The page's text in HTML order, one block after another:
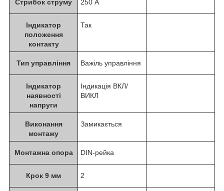
Стрибок струму 250 А
Індикатор
положення
контакту
Так
Тип управління Важіль управління
Індикатор
наявності
напруги
Індикація ВКЛ/
ВИКЛ
Виконання
монтажу
Замикається
Монтажна опора DIN-рейка
Крок 9 мм 2